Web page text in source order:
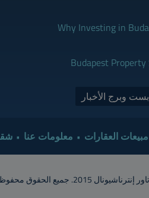
Why Investing in
Budapest
وبرج الأخبار
مبيعات العقارات معلومات عنا
تأكيد الأسعار والإتاحة مع تاور إنترناشيونال